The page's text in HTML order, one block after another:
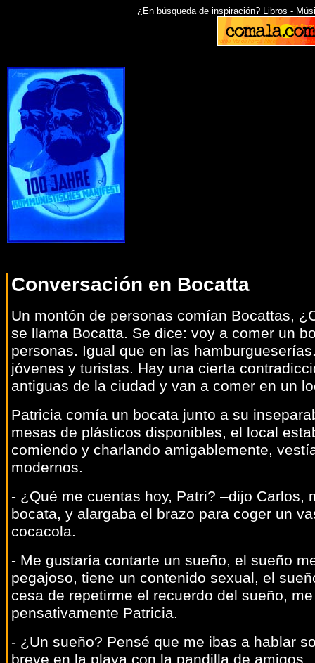
¿En búsqueda de inspiración? Libros -
Conversación en Bocatta
Un montón de personas comían Bocattas,
se llama Bocatta. Se dice: voy a comer un
personas. Igual que en las
jóvenes y turistas. Hay una cierta
antiguas de la ciudad y van a comer en un
Patricia comía un bocata junto a su
mesas de plásticos disponibles, el local
comiendo y charlando amigablemente,
modernos.
- ¿Qué me cuentas hoy, Patri? –dijo Carlos,
bocata, y alargaba el brazo para coger un
cocacola.
- Me gustaría contarte un sueño, el sueño
pegajoso, tiene un contenido sexual, el
cesa de repetirme el recuerdo del sueño,
pensativamente Patricia.
- ¿Un sueño? Pensé que me ibas a hablar
breve en la playa con la pandilla de amigos.